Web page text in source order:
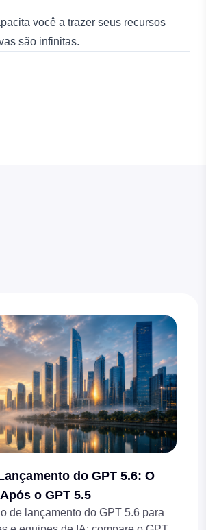
você a trazer seus recursos
são infinitas.
do GPT 5.6: O
o GPT 5.5
de lançamento do GPT 5.6 para